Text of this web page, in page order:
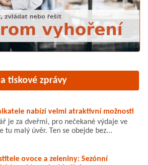
tiskové zprávy
nabízí velmi atraktivní možnosti
je za dveřmi, pro nečekané výdaje ve
tu malý úvěr. Ten se obejde bez...
ovoce a zeleniny: Sezónní